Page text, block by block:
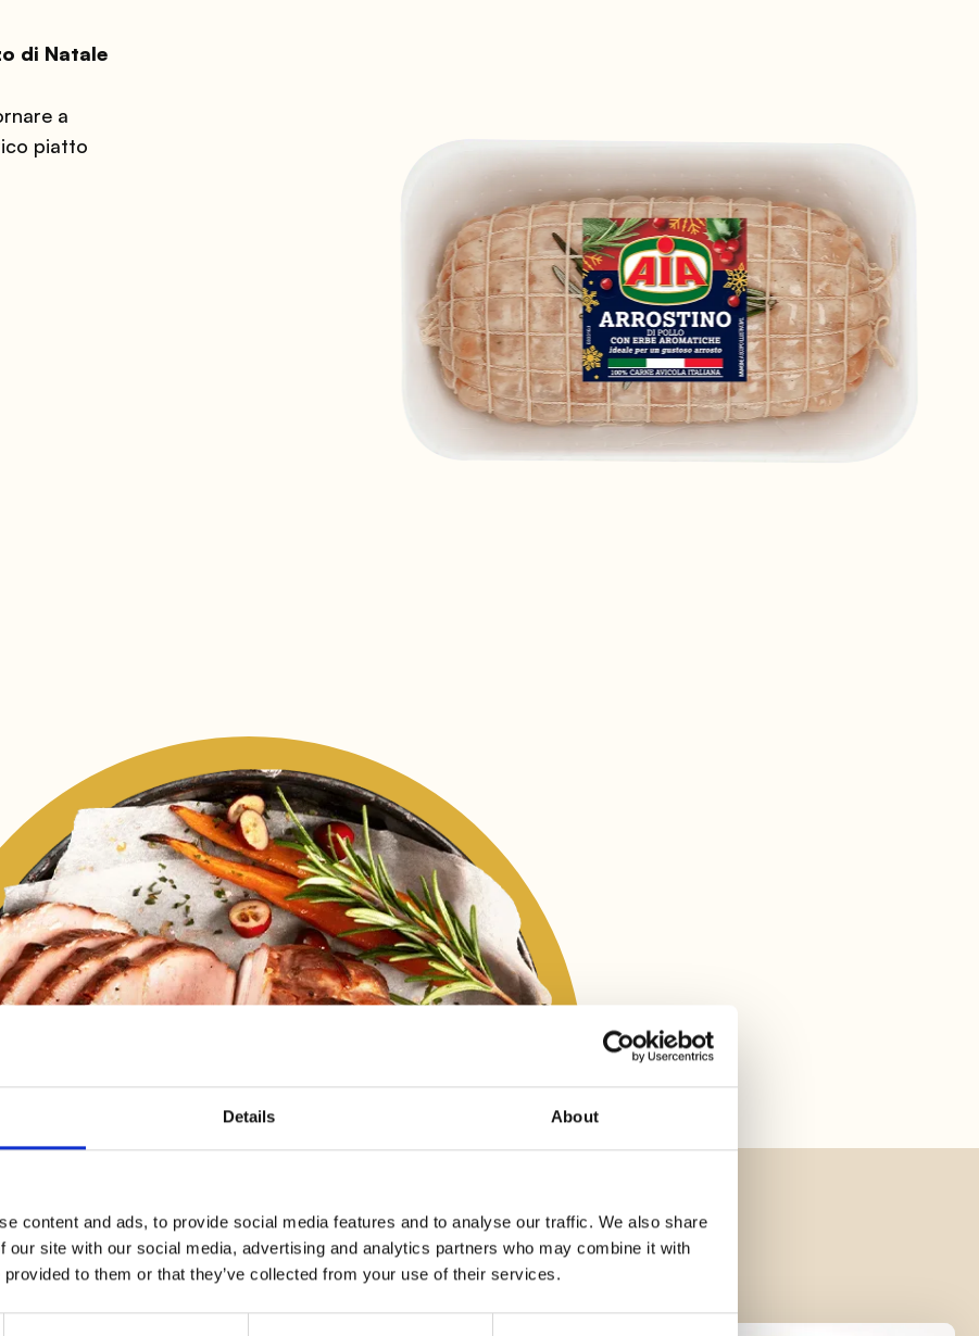
Details About
content and ads, to provide social media features and to analyse our traffic. We also share
our site with our social media, advertising and analytics partners who may combine it with
provided to them or that they’ve collected from your use of their services.
di Natale
a
piatto
per semplificarti la vita in cucina!